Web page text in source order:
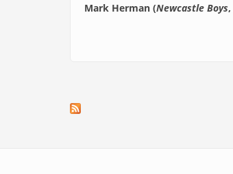
Mark Herman (Newcastle Boys,